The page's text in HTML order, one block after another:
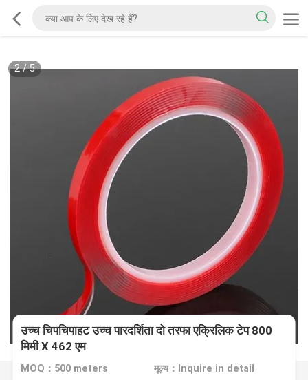
2/5
उच्च चिपचिपाहट उच्च पारदर्शिता दो तरफा एक्रिलिक टेप 800
मिमी X 462 एम
MOQ：500 meters मूल्य：Inquire in detail